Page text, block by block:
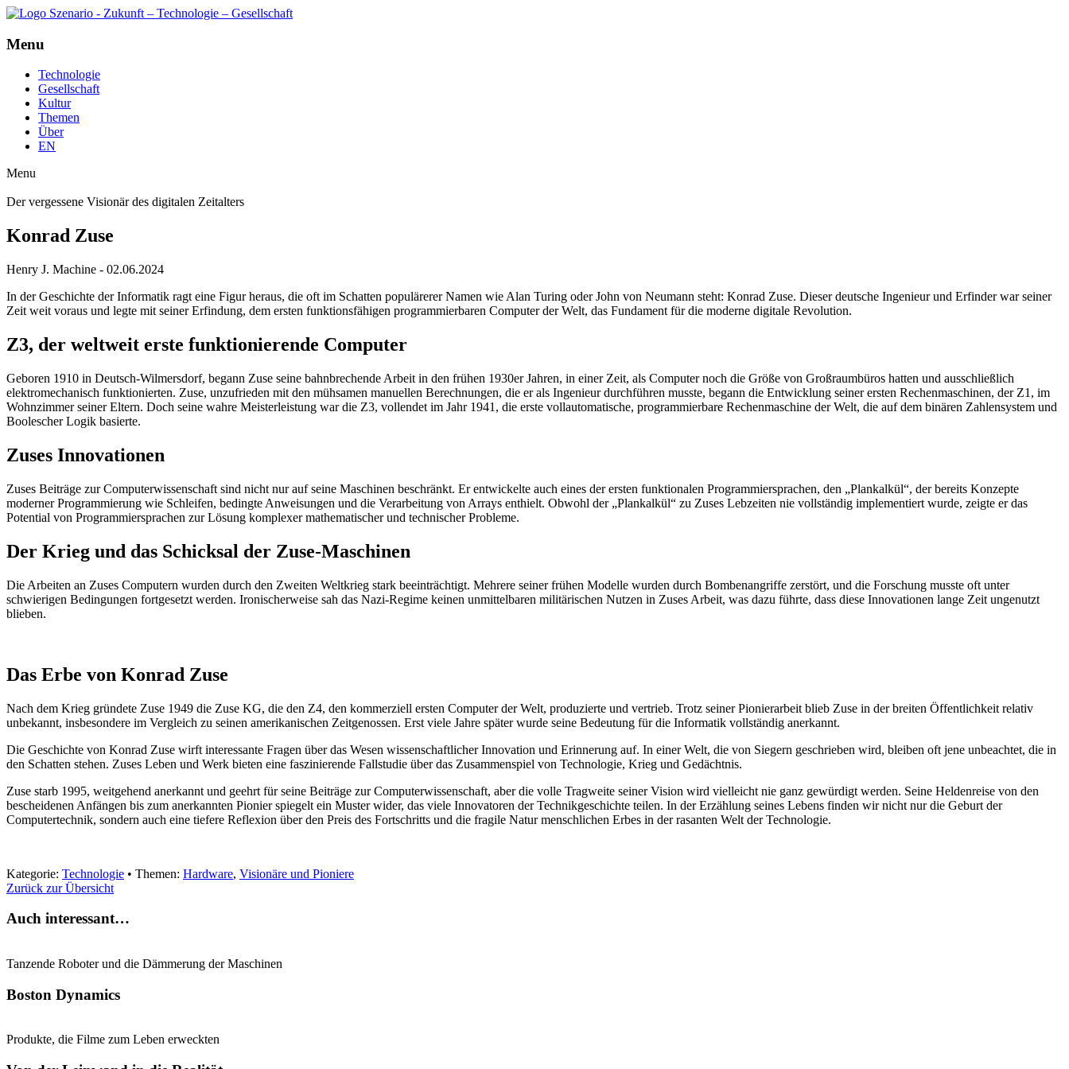
Menu
Technologie
Gesellschaft
Kultur
Themen
Über
EN
Menu
Der vergessene Visionär des digitalen Zeitalters
Konrad Zuse
Henry J. Machine - 02.06.2024
In der Geschichte der Informatik ragt eine Figur heraus, die oft im Schatten populärerer Namen wie Alan Turing oder John von Neumann steht: Konrad Zuse. Dieser deutsche Ingenieur und Erfinder war seiner
Zeit weit voraus und legte mit seiner Erfindung, dem ersten funktionsfähigen programmierbaren Computer der Welt, das Fundament für die moderne digitale Revolution.
Z3, der weltweit erste funktionierende Computer
Geboren 1910 in Deutsch-Wilmersdorf, begann Zuse seine bahnbrechende Arbeit in den frühen 1930er Jahren, in einer Zeit, als Computer noch die Größe von Großraumbüros hatten und ausschließlich
elektromechanisch funktionierten. Zuse, unzufrieden mit den mühsamen manuellen Berechnungen, die er als Ingenieur durchführen musste, begann die Entwicklung seiner ersten Rechenmaschinen, der Z1, im
Wohnzimmer seiner Eltern. Doch seine wahre Meisterleistung war die Z3, vollendet im Jahr 1941, die erste vollautomatische, programmierbare Rechenmaschine der Welt, die auf dem binären Zahlensystem und
Boolescher Logik basierte.
Zuses Innovationen
Zuses Beiträge zur Computerwissenschaft sind nicht nur auf seine Maschinen beschränkt. Er entwickelte auch eines der ersten funktionalen Programmiersprachen, den „Plankalkül“, der bereits Konzepte
moderner Programmierung wie Schleifen, bedingte Anweisungen und die Verarbeitung von Arrays enthielt. Obwohl der „Plankalkül“ zu Zuses Lebzeiten nie vollständig implementiert wurde, zeigte er das
Potential von Programmiersprachen zur Lösung komplexer mathematischer und technischer Probleme.
Der Krieg und das Schicksal der Zuse-Maschinen
Die Arbeiten an Zuses Computern wurden durch den Zweiten Weltkrieg stark beeinträchtigt. Mehrere seiner frühen Modelle wurden durch Bombenangriffe zerstört, und die Forschung musste oft unter
schwierigen Bedingungen fortgesetzt werden. Ironischerweise sah das Nazi-Regime keinen unmittelbaren militärischen Nutzen in Zuses Arbeit, was dazu führte, dass diese Innovationen lange Zeit ungenutzt
blieben.
Das Erbe von Konrad Zuse
Nach dem Krieg gründete Zuse 1949 die Zuse KG, die den Z4, den kommerziell ersten Computer der Welt, produzierte und vertrieb. Trotz seiner Pionierarbeit blieb Zuse in der breiten Öffentlichkeit relativ
unbekannt, insbesondere im Vergleich zu seinen amerikanischen Zeitgenossen. Erst viele Jahre später wurde seine Bedeutung für die Informatik vollständig anerkannt.
Die Geschichte von Konrad Zuse wirft interessante Fragen über das Wesen wissenschaftlicher Innovation und Erinnerung auf. In einer Welt, die von Siegern geschrieben wird, bleiben oft jene unbeachtet, die in
den Schatten stehen. Zuses Leben und Werk bieten eine faszinierende Fallstudie über das Zusammenspiel von Technologie, Krieg und Gedächtnis.
Zuse starb 1995, weitgehend anerkannt und geehrt für seine Beiträge zur Computerwissenschaft, aber die volle Tragweite seiner Vision wird vielleicht nie ganz gewürdigt werden. Seine Heldenreise von den
bescheidenen Anfängen bis zum anerkannten Pionier spiegelt ein Muster wider, das viele Innovatoren der Technikgeschichte teilen. In der Erzählung seines Lebens finden wir nicht nur die Geburt der
Computertechnik, sondern auch eine tiefere Reflexion über den Preis des Fortschritts und die fragile Natur menschlichen Erbes in der rasanten Welt der Technologie.
Kategorie: Technologie • Themen: Hardware, Visionäre und Pioniere
Zurück zur Übersicht
Auch interessant…
Tanzende Roboter und die Dämmerung der Maschinen
Boston Dynamics
Produkte, die Filme zum Leben erweckten